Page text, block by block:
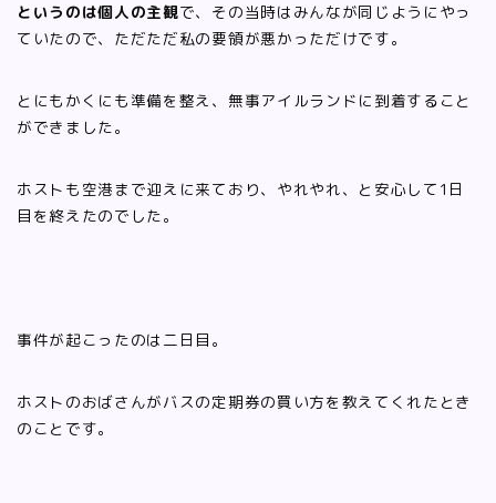
というのは個人の主観で、その当時はみんなが同じようにやっ
ていたので、ただただ私の要領が悪かっただけです。
とにもかくにも準備を整え、無事アイルランドに到着すること
ができました。
ホストも空港まで迎えに来ており、やれやれ、と安心して1日
目を終えたのでした。
事件が起こったのは二日目。
ホストのおばさんがバスの定期券の買い方を教えてくれたとき
のことです。